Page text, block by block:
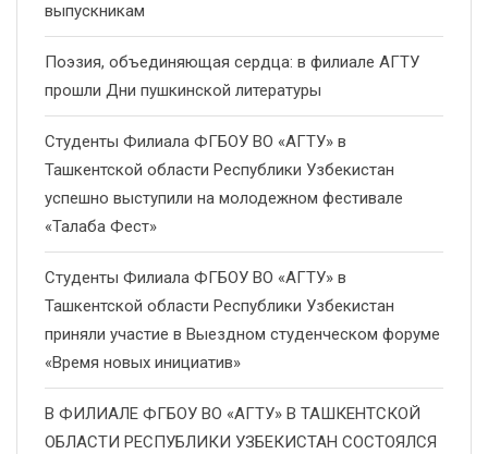
выпускникам
Поэзия, объединяющая сердца: в филиале АГТУ
прошли Дни пушкинской литературы
Студенты Филиала ФГБОУ ВО «АГТУ» в
Ташкентской области Республики Узбекистан
успешно выступили на молодежном фестивале
«Талаба Фест»
Студенты Филиала ФГБОУ ВО «АГТУ» в
Ташкентской области Республики Узбекистан
приняли участие в Выездном студенческом форуме
«Время новых инициатив»
В ФИЛИАЛЕ ФГБОУ ВО «АГТУ» В ТАШКЕНТСКОЙ
ОБЛАСТИ РЕСПУБЛИКИ УЗБЕКИСТАН СОСТОЯЛСЯ